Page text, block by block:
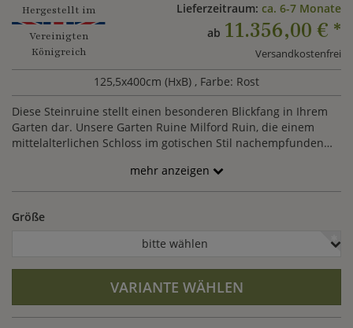
Hergestellt im
Vereinigten
Königreich
Lieferzeitraum: ca. 6-7 Monate
ab 11.356,00 € *
Versandkostenfrei
125,5x400cm (HxB) , Farbe: Rost
Diese Steinruine stellt einen besonderen Blickfang in Ihrem
Garten dar. Unsere Garten Ruine Milford Ruin, die einem
mittelalterlichen Schloss im gotischen Stil nachempfunden
18. Jahrhunderts in die Romantik und Ritterlichkeit dieser Zeit
eintauchen und versprüht historischen Charme. Durch den
in einen anderen Gartenbereich schaffen. Lassen Sie sich von
dieser Ruinenmauer aus unserer Ruinenkollektion begeistern
und gestalten Sie sich ein Gartenreich im zauberhaften Stil
der englischen Romantik.
mehr anzeigen
Größe
bitte wählen
VARIANTE WÄHLEN